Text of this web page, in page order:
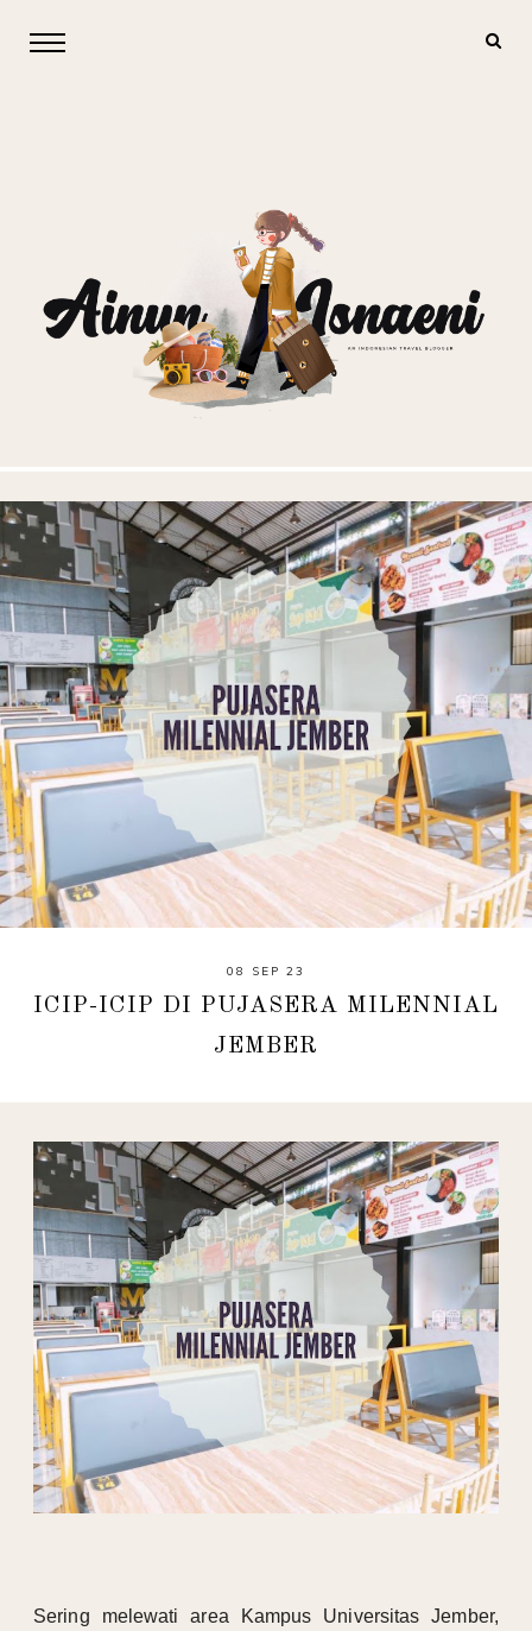
08 SEP 23
ICIP-ICIP DI PUJASERA MILENNIAL
JEMBER
Sering melewati area Kampus Universitas Jember,